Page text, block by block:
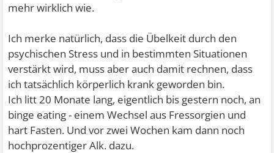
mehr wirklich wie.
Ich merke natürlich, dass die Übelkeit durch den
psychischen Stress und in bestimmten Situationen
verstärkt wird, muss aber auch damit rechnen, dass
ich tatsächlich körperlich krank geworden bin.
Ich litt 20 Monate lang, eigentlich bis gestern noch, an
binge eating - einem Wechsel aus Fressorgien und
hart Fasten. Und vor zwei Wochen kam dann noch
hochprozentiger Alk. dazu.